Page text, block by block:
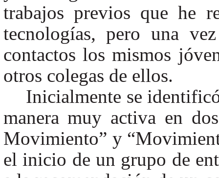
trabajos previos que he
tecnologías, pero una
contactos los mismos
otros colegas de ellos.
Inicialmente se
manera muy activa en
Movimiento” y
el inicio de un grupo de